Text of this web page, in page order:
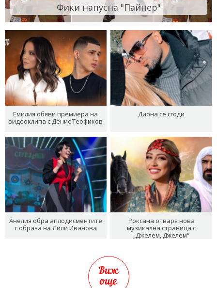
Фики напусна "Пайнер"
Емилия обяви премиера на
видеоклипа с Денис Теофиков
Диона се сгоди
Анелия обра аплодисментите
с образа на Лили Иванова
Роксана отваря нова
музикална страница с
„Джелем, Джелем“
Виж
още